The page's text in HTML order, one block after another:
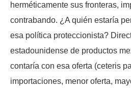
herméticamente sus fronteras,
contrabando. ¿A quién estaría
esa política proteccionista?
estadounidense de productos
contaría con esa oferta (ceteris
importaciones, menor oferta,